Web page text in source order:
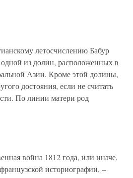
летосчислению Бабур
из долин, расположенных в
Азии. Кроме этой долины,
достояния, если не считать
По линии матери род
война 1812 года, или иначе,
историографии, –